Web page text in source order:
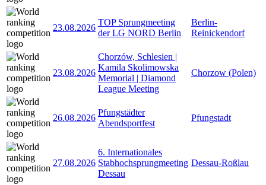
23.08.2026
TOP Sprungmeeting
der LG NORD Berlin
Berlin-
Reinickendorf
23.08.2026
Chorzów, Schlesien |
Kamila Skolimowska
Memorial | Diamond
League Meeting
Chorzow (Polen)
26.08.2026
Pfungstädter
Abendsportfest
Pfungstadt
27.08.2026
6. Internationales
Stabhochsprungmeeting
Dessau
Dessau-Roßlau